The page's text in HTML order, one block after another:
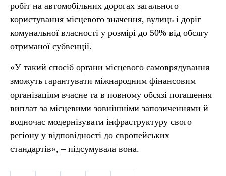
робіт на автомобільних дорогах загального
користування місцевого значення, вулиць і доріг
комунальної власності у розмірі до 50% від обсягу
отриманої субвенції.
«У такий спосіб органи місцевого самоврядування
зможуть гарантувати міжнародним фінансовим
організаціям вчасне та в повному обсязі погашення
виплат за місцевими зовнішніми запозиченнями й
водночас модернізувати інфраструктуру свого
регіону у відповідності до європейських
стандартів», – підсумувала вона.